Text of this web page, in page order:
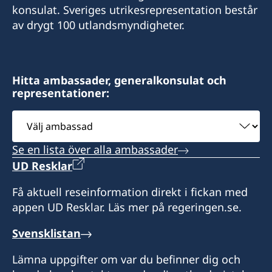
+58 212 781 59 32
Öppettider:
måndag, onsdag och torsdag 09.00-12.00
tisdag och fredag enbart vid tidsbokning
Konsul:
Robert Rehder
E-post:
Besöksadress: Avd. Juan Batista Arismendi,
Edificio SCAT, Porlamar
Öppettider: måndag-fredag 09.00-12.00 genom
tidsbokning
Konsul:
José Antolin Mendoza
konsulat. Sveriges utrikesrepresentation består
av drygt 100 utlandsmyndigheter.
Hitta ambassader, generalkonsulat och
representationer:
Välj
ambassad
Se en lista över alla ambassader
UD Resklar
Få aktuell reseinformation direkt i fickan med
appen UD Resklar. Läs mer på regeringen.se.
Svensklistan
Lämna uppgifter om var du befinner dig och